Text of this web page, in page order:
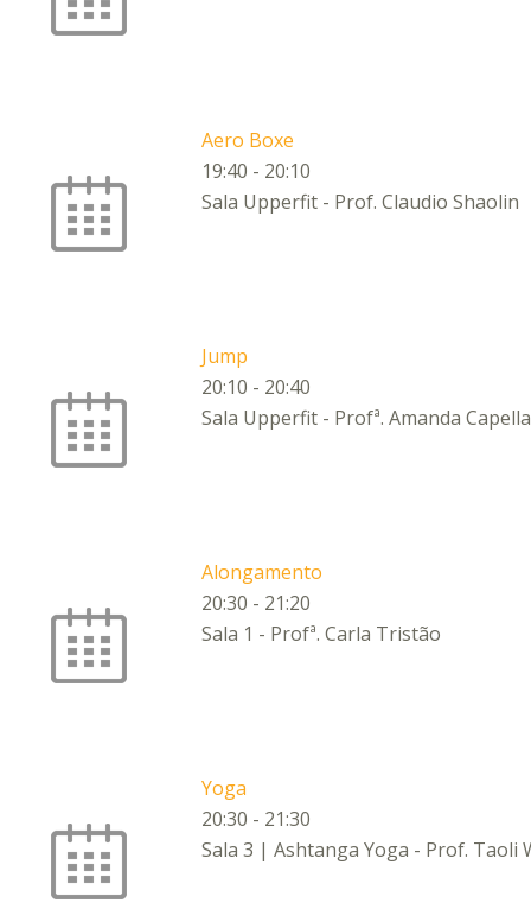
Aero Boxe
19:40 - 20:10
Sala Upperfit - Prof. Claudio Shaolin
Jump
20:10 - 20:40
Sala Upperfit - Profª. Amanda Capella
Alongamento
20:30 - 21:20
Sala 1 - Profª. Carla Tristão
Yoga
20:30 - 21:30
Sala 3 | Ashtanga Yoga - Prof. Taoli